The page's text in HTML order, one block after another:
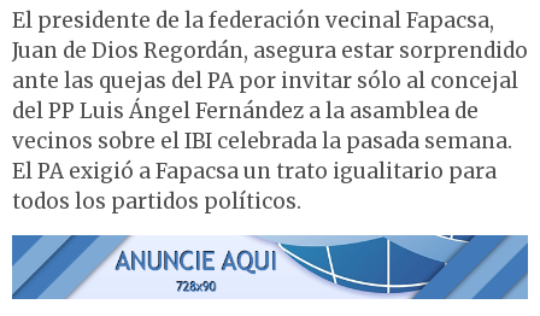
El presidente de la federación vecinal Fapacsa,
Juan de Dios Regordán, asegura estar sorprendido
ante las quejas del PA por invitar sólo al concejal
del PP Luis Ángel Fernández a la asamblea de
vecinos sobre el IBI celebrada la pasada semana.
El PA exigió a Fapacsa un trato igualitario para
todos los partidos políticos.